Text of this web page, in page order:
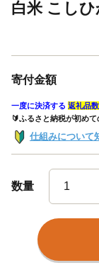
白米 こし
寄付金額
一度に決済する 返礼品
🔰ふるさと納税が初め
仕組みについて
数量